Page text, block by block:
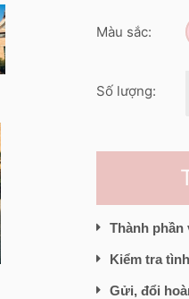
Màu sắc:
Số lượng:
Thành phần
Kiểm tra
Gửi, đổi